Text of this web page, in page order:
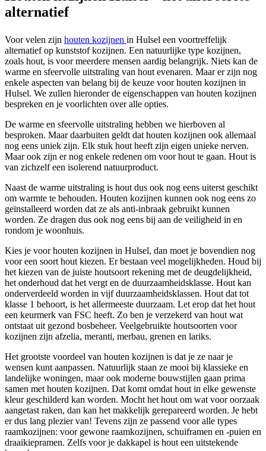
alternatief
Voor velen zijn houten kozijnen in Hulsel een voortreffelijk
alternatief op kunststof kozijnen. Een natuurlijke type kozijnen,
zoals hout, is voor meerdere mensen aardig belangrijk. Niets kan de
warme en sfeervolle uitstraling van hout evenaren. Maar er zijn nog
enkele aspecten van belang bij de keuze voor houten kozijnen in
Hulsel. We zullen hieronder de eigenschappen van houten kozijnen
bespreken en je voorlichten over alle opties.
De warme en sfeervolle uitstraling hebben we hierboven al
besproken. Maar daarbuiten geldt dat houten kozijnen ook allemaal
nog eens uniek zijn. Elk stuk hout heeft zijn eigen unieke nerven.
Maar ook zijn er nog enkele redenen om voor hout te gaan. Hout is
van zichzelf een isolerend natuurproduct.
Naast de warme uitstraling is hout dus ook nog eens uiterst geschikt
om warmte te behouden. Houten kozijnen kunnen ook nog eens zo
geïnstalleerd worden dat ze als anti-inbraak gebruikt kunnen
worden. Ze dragen dus ook nog eens bij aan de veiligheid in en
rondom je woonhuis.
Kies je voor houten kozijnen in Hulsel, dan moet je bovendien nog
voor een soort hout kiezen. Er bestaan veel mogelijkheden. Houd bij
het kiezen van de juiste houtsoort rekening met de deugdelijkheid,
het onderhoud dat het vergt en de duurzaamheidsklasse. Hout kan
onderverdeeld worden in vijf duurzaamheidsklassen. Hout dat tot
klasse 1 behoort, is het allermeeste duurzaam. Let erop dat het hout
een keurmerk van FSC heeft. Zo ben je verzekerd van hout wat
ontstaat uit gezond bosbeheer. Veelgebruikte houtsoorten voor
kozijnen zijn afzelia, meranti, merbau, grenen en lariks.
Het grootste voordeel van houten kozijnen is dat je ze naar je
wensen kunt aanpassen. Natuurlijk staan ze mooi bij klassieke en
landelijke woningen, maar ook moderne bouwstijlen gaan prima
samen met houten kozijnen. Dat komt omdat hout in elke gewenste
kleur geschilderd kan worden. Mocht het hout om wat voor oorzaak
aangetast raken, dan kan het makkelijk gerepareerd worden. Je hebt
er dus lang plezier van! Tevens zijn ze passend voor alle types
raamkozijnen: voor gewone raamkozijnen, schuiframen en -puien en
draaikiepramen. Zelfs voor je dakkapel is hout een uitstekende